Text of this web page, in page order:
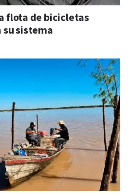
flota de bicicletas
su sistema